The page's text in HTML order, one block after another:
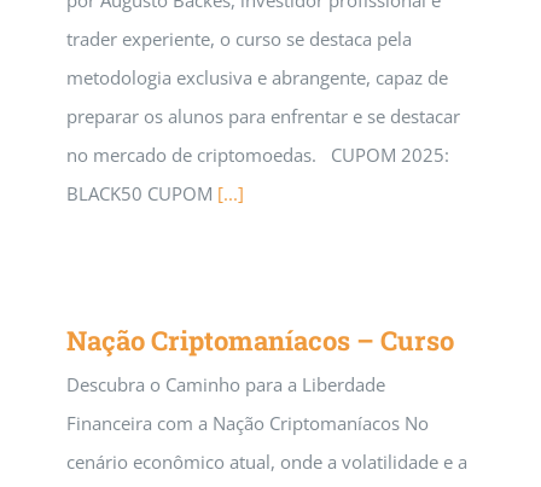
trader experiente, o curso se destaca pela
metodologia exclusiva e abrangente, capaz de
preparar os alunos para enfrentar e se destacar
no mercado de criptomoedas. CUPOM 2025:
BLACK50 CUPOM [...]
Nação Criptomaníacos – Curso
Descubra o Caminho para a Liberdade
Financeira com a Nação Criptomaníacos No
cenário econômico atual, onde a volatilidade e a